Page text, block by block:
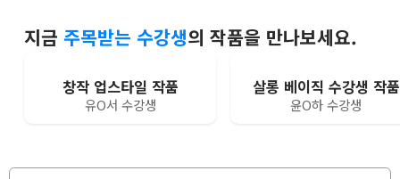
지금주목받는 수강생의 작품을 만나보세요.
창작 업스타일 작품
유O서 수강생
살롱 베이직 수강생 작품
윤O하 수강생